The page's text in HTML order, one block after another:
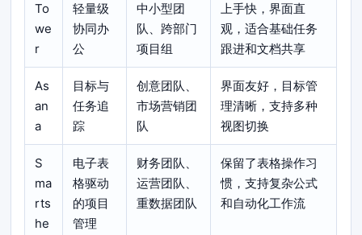
To
we
r
轻量级
协同办
公
中小型团
队、跨部门
项目组
上手快，界面直
观，适合基础任务
跟进和文档共享
As
an
a
目标与
任务追
踪
创意团队、
市场营销团
队
界面友好，目标管
理清晰，支持多种
视图切换
S
ma
rts
he
电子表
格驱动
的项目
管理
财务团队、
运营团队、
重数据团队
保留了表格操作习
惯，支持复杂公式
和自动化工作流